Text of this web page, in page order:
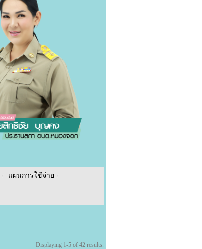
/ แผนการใช้จ่าย /
Displaying 1-5 of 42 results.